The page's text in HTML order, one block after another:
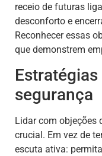
receio de futuras
desconforto e
Reconhecer essas
que demonstrem
segurança
Lidar com objeções
crucial. Em vez de
escuta ativa: